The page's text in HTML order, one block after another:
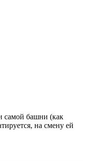
самой башни (как
на смену ей